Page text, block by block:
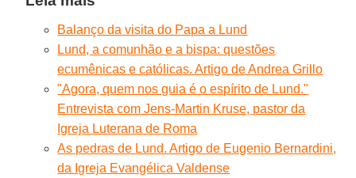
Balanço da visita do Papa a Lund
Lund, a comunhão e a bispa: questões
ecumênicas e católicas. Artigo de Andrea Grillo
"Agora, quem nos guia é o espírito de Lund."
Entrevista com Jens-Martin Kruse, pastor da
Igreja Luterana de Roma
As pedras de Lund. Artigo de Eugenio Bernardini,
da Igreja Evangélica Valdense